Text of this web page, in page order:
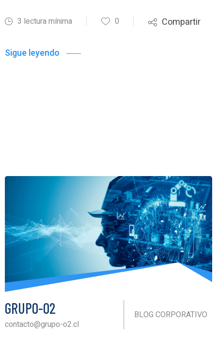
3 lectura mínima 0 Compartir
Sigue leyendo
GRUPO-O2
contacto@grupo-o2.cl
BLOG CORPORATIVO